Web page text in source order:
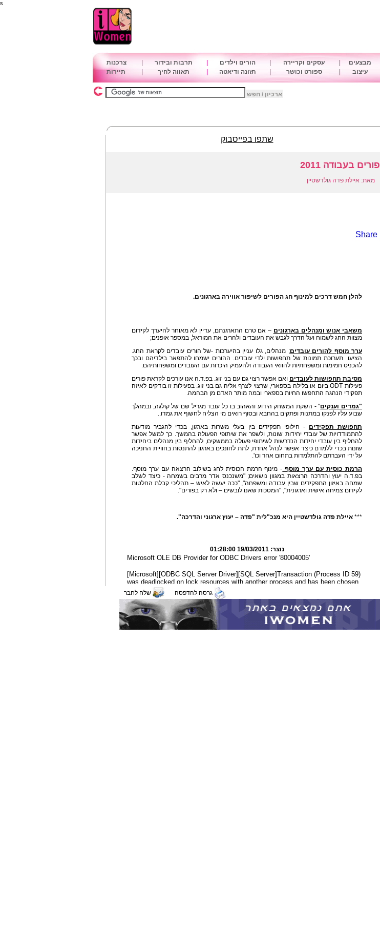
s
מבצעים עסקים וקריירה הורים וילדים תרבות ובידור
צרכנות
עיצוב ספורט וכושר תזונה ודיאטה תאווה לחיך תיירות
ארכיון / חפש
שתפו בפייסבוק
פורים בעבודה 2011
מאת: איילת פדה גולדשטיין
Share
להלן חמש דרכים למינוף חג הפורים לשיפור אווירה בארגונים.
משאבי אנוש ומנהלים בארגונים – אם טרם התארגנתם, עדיין לא מאוחר להיערך לקידום
מצוות החג לשמוח ועל הדרך לגבש את העובדים ולהרים את המוראל, במספר אופנים;
ערך מוסף להורים עובדים; מנהלים, גלו עניין בהיערכות -של הורים עובדים לקראת החג.
הציעו תערוכת תמונות של תחפושות ילדי עובדים. ההורים ישמחו להתפאר בילדיהם ובכך
להכניס חמימות ומשפחתיות להוואי העבודה ולהעמיק היכרות עם העובדים ומשפחותיהם.
מסיבת תחפושות לעובדים ואם אפשר רצוי גם עם בני זוג. בפ.ד.ה אנו עורכים לקראת פורים
פעילות ODT ביום או בלילה בספארי, שרצוי לצרף אליה גם בני זוג. בפעילות זו בודקים לאיזה
תפקידי הנהגה התחפשו החיות בספארי ובמה מותר האדם מן הבהמה.
"גמדים וענקים" - השקת המשחק הידוע והאהוב בו כל עובד מגריל שם של קולגה, ובמהלך
שבוע עליו לפנקו במתנות ופתקים בהחבא ובסוף רואים מי הצליח לחשוף את גמדו..
תחפושת תפקידים - חילופי תפקידים בין בעלי משרות בארגון, בכדי להגביר מודעות
להתמודדויות של עובדי יחידות שונות, ולשפר את שיתופי הפעולה בהמשך. כך למשל אפשר
להחליף בין עובדי יחידות הנדרשות לשיתופי פעולה בממשקים, להחליף בין מנהלים ביחידות
שונות בכדי ללמדם כיצד אפשר לנהל אחרת, לתת לחונכים בארגון להתנסות בחוויית החניכה
על ידי העברתם להתלמדות בתחום אחר וכו'.
הרמת כוסית עם ערך מוסף - מינוף הרמת הכוסית לחג בשילוב הרצאה עם ערך מוסף.
בפ.ד.ה יעוץ והדרכה הרצאות במגוון נושאים; "משנכנס אדר מרבים בשמחה - כיצד לשלב
שמחה באיזון התפקידים שבין עבודה ומשפחה", "ככה יעשה לאיש – תהליכי קבלת החלטות
לקידום צמיחה אישית וארגונית", "המסכות שאנו לובשים – ולא רק בפורים".
*** איילת פדה גולדשטיין היא מנכ"לית "פדה – יעוץ ארגוני והדרכה".
נוצר:19/03/2011 01:28:00
גרסה להדפסה שלח לחבר